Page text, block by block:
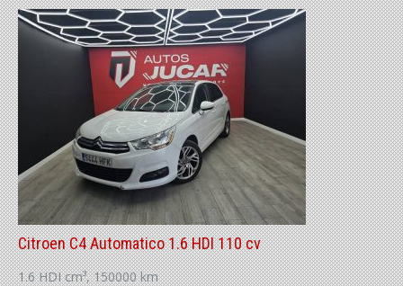
Citroen C4 Automatico 1.6 HDI 110 cv
1.6 HDI cm³, 150000 km